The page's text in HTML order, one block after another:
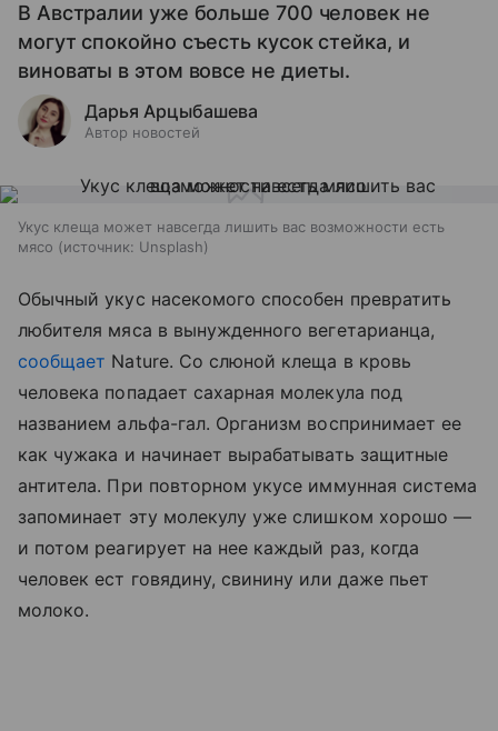
В Австралии уже больше 700 человек не
могут спокойно съесть кусок стейка, и
виноваты в этом вовсе не диеты.
Дарья Арцыбашева
Автор новостей
Укус клеща может навсегда лишить вас возможности есть
мясо
источник: Unsplash
Обычный укус насекомого способен превратить
любителя мяса в вынужденного вегетарианца,
сообщает Nature. Со слюной клеща в кровь
человека попадает сахарная молекула под
названием альфа-гал. Организм воспринимает ее
как чужака и начинает вырабатывать защитные
антитела. При повторном укусе иммунная система
запоминает эту молекулу уже слишком хорошо —
и потом реагирует на нее каждый раз, когда
человек ест говядину, свинину или даже пьет
молоко.